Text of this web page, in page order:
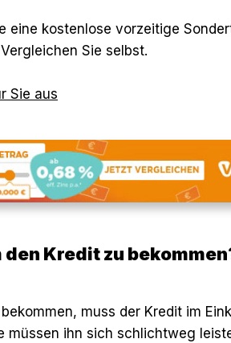
eine kostenlose vorzeitige
Sie selbst.
Sie aus
Kredit zu
muss der Kredit im
müssen ihn sich schlichtweg